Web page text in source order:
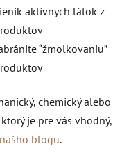
aktívnych látok z
“žmolkovaniu”
chemický alebo
je pre vás vhodný,
blogu.